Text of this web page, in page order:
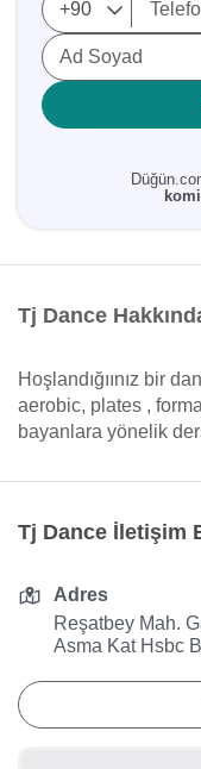
Ad Soyad
Tj Dance
Hoşlandığıınız bir
aerobic, plates ,
bayanlara yönelik
Tj Dance İletişim
Adres
Reşatbey Mah.
Asma Kat Hsbc